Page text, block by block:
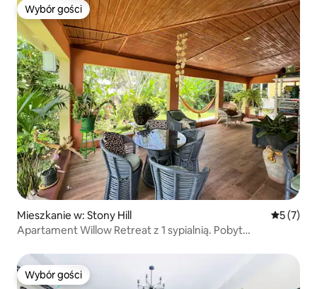
Wybór gości
Wybór gości
Mieszkanie w: Stony Hill Średnia
5 (7)
Apartament Willow Retreat z 1 sypialnią. Pobyt
Wybór gości
Wybór gości